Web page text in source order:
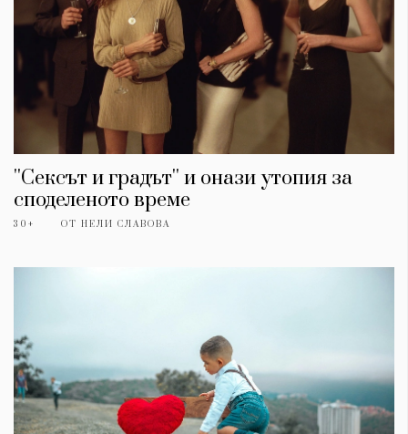
''Сексът и градът'' и онази утопия за
споделеното време
30+ ОТ НЕЛИ СЛАВОВА